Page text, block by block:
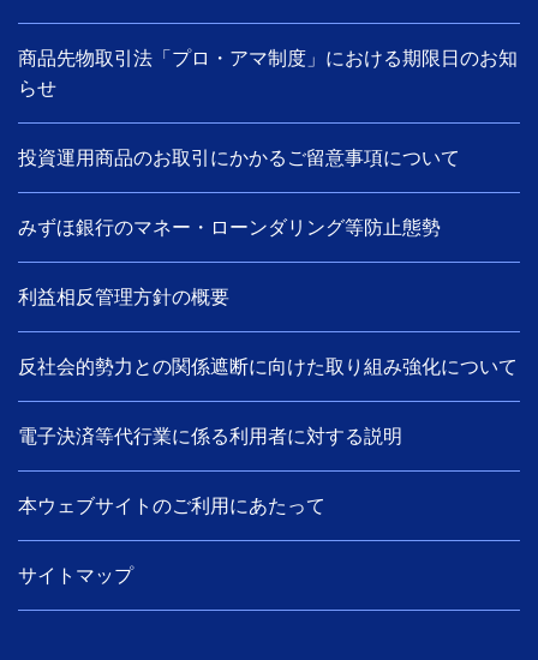
商品先物取引法「プロ・アマ制度」における期限日のお知
らせ
投資運用商品のお取引にかかるご留意事項について
みずほ銀行のマネー・ローンダリング等防止態勢
利益相反管理方針の概要
反社会的勢力との関係遮断に向けた取り組み強化について
電子決済等代行業に係る利用者に対する説明
本ウェブサイトのご利用にあたって
サイトマップ